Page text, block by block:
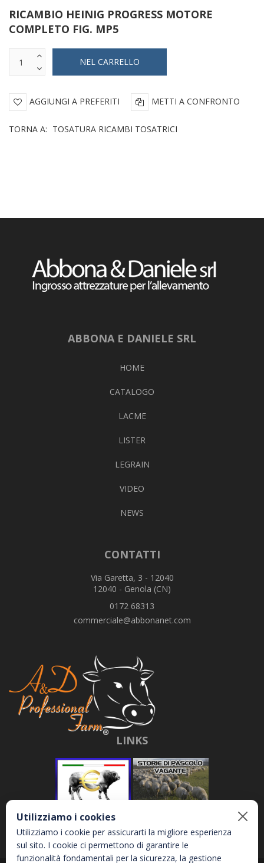
RICAMBIO HEINIG PROGRESS MOTORE
COMPLETO FIG. MP5
AGGIUNGI A PREFERITI METTI A CONFRONTO
TORNA A: TOSATURA RICAMBI TOSATRICI
ABBONA E DANIELE SRL
HOME
CATALOGO
LACME
LISTER
LEGRAIN
VIDEO
NEWS
CONTATTI
Via Garetta, 3 - 12040
12040 - Genola (CN)
0172 68313
commerciale@abbonanet.com
LINKS
Utilizziamo i cookies
Utilizziamo i cookie per assicurarti la migliore esperienza
sul sito. I cookie ci permettono di garantire le
funzionalità fondamentali per la sicurezza, la gestione